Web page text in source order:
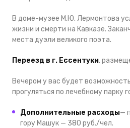
В доме-музее М.Ю. Лермонтова
жизни и смерти на Кавказе.
места дуэли великого поэта.
Переезд в г. Ессентуки,
Вечером у вас будет
прогуляться по лечебному парку
Дополнительные расходы—
гору Машук — 380 руб./чел.